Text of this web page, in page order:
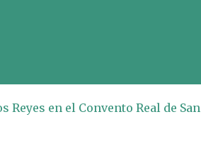
en el Convento Real de San